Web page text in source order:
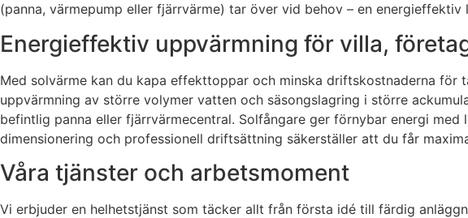
(panna, värmepump eller fjärrvärme) tar över vid behov – en
Energieffektiv uppvärmning för villa,
Med solvärme kan du kapa effekttoppar och minska driftskostnaderna
uppvärmning av större volymer vatten och säsongslagring i större
befintlig panna eller fjärrvärmecentral. Solfångare ger förnybar energi
dimensionering och professionell driftsättning säkerställer att du får
Våra tjänster och arbetsmoment
Vi erbjuder en helhetstjänst som täcker allt från första idé till färdig